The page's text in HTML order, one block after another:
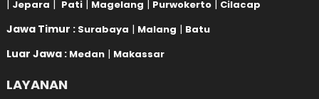
| Jepara | Pati | Magelang | Purwokerto | Cilacap
Jawa Timur : Surabaya | Malang | Batu
Luar Jawa : Medan | Makassar
LAYANAN